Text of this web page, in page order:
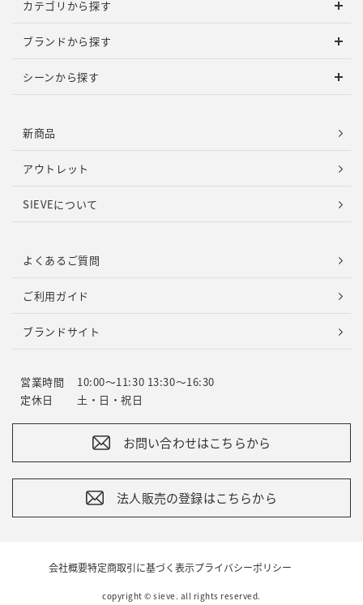
カテゴリから探す
ブランドから探す
シーンから探す
新商品
アウトレット
SIEVEについて
よくあるご質問
ご利用ガイド
ブランドサイト
営業時間
10:00～11:30 13:30～16:30
定休日
土・日・祝日
お問い合わせはこちらから
法人販売の登録はこちらから
会社概要特定商取引に基づく表示プライバシーポリシー
copyright © sieve. all rights reserved.